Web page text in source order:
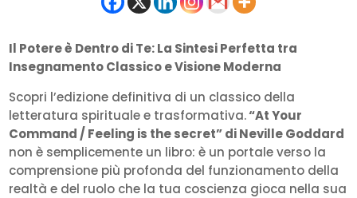
Il Potere è Dentro di Te: La Sintesi Perfetta tra
Insegnamento Classico e Visione Moderna
Scopri l’edizione definitiva di un classico della
letteratura spirituale e trasformativa.“At Your
Command / Feeling is the secret” di Neville Goddard
non è semplicemente un libro: è un portale verso la
comprensione più profonda del funzionamento della
realtà e del ruolo che la tua coscienza gioca nella sua